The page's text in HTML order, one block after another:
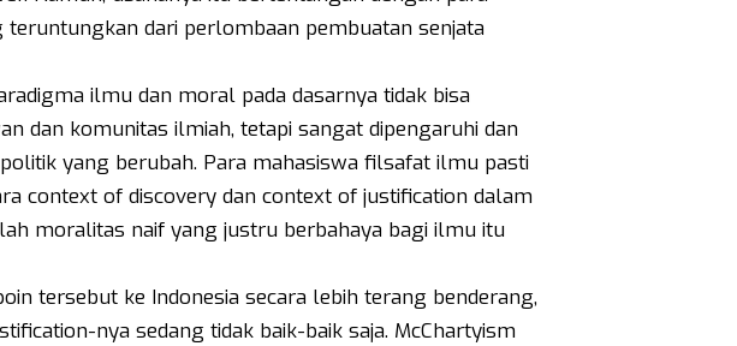
dari perlombaan pembuatan senjata
ilmu dan moral pada dasarnya tidak bisa
dan komunitas ilmiah, tetapi sangat dipengaruhi dan
yang berubah. Para mahasiswa filsafat ilmu pasti
context of discovery dan context of justification dalam
moralitas naif yang justru berbahaya bagi ilmu itu
tersebut ke Indonesia secara lebih terang benderang,
nya sedang tidak baik-baik saja. McChartyism